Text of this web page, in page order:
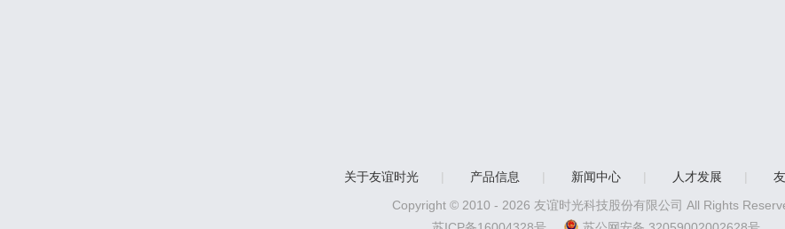
关于友谊时光 | 产品信息 | 新闻中心 | 人才发展 |
Copyright © 2010 - 2026 友谊时光科技股份有限公司 All Rights